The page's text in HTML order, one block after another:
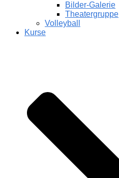
Bilder-Galerie
Theatergruppe
Volleyball
Kurse